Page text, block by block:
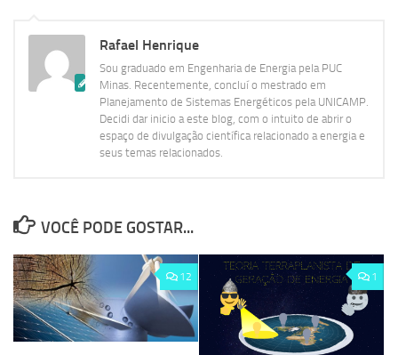
Rafael Henrique
Sou graduado em Engenharia de Energia pela PUC
Minas. Recentemente, concluí o mestrado em
Planejamento de Sistemas Energéticos pela UNICAMP.
Decidi dar inicio a este blog, com o intuito de abrir o
espaço de divulgação científica relacionado a energia e
seus temas relacionados.
VOCÊ PODE GOSTAR...
12 1